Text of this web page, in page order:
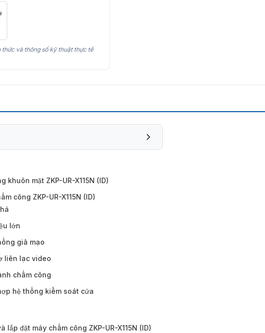
và thông số kỹ thuật thực tế
công ZKP-UR-X115N (ID)
khuôn mặt ZKP-UR-X115N (ID)
công ZKP-UR-X115N (ID)
lớn
giả mạo
liên lạc video
chấm công
hệ thống kiểm soát cửa
lắp đặt máy chấm công ZKP-UR-X115N (ID)